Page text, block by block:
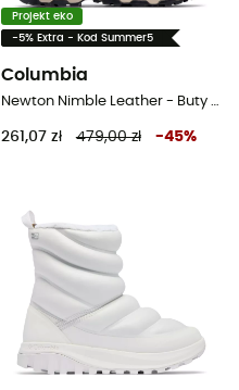
Projekt eko
-5% Extra - Kod Summer5
Columbia
Newton Nimble Leather - Buty turystyczne meskie
261,07 zł 479,00 zł -45%